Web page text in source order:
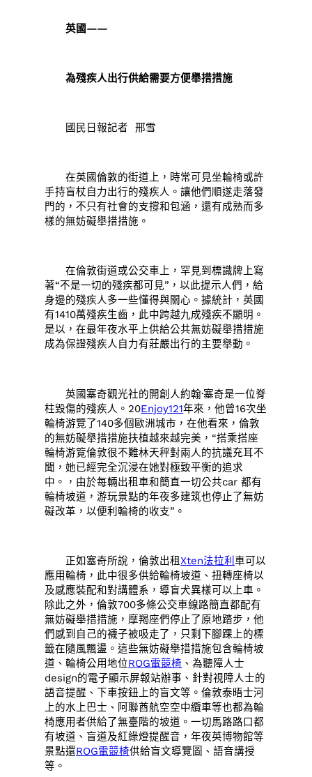
英國——
為殘疾人出行供給需要方便舉措措施
國民日報記者 邢雪
在英國倫敦的街道上，時常可見坐輪椅或許
手持盲杖自力出行的殘疾人。讓他們順遂走落發
門的，不只有社會的支撐和包涵，還有成熟而多
樣的無妨礙舉措措施。
在倫敦街道或公交車上，罕見到標識牌上寫
著“不是一切的殘疾都可見”，以此提示人們，給
身邊的殘疾人多一些懂得與關心。據統計，英國
有1410萬殘疾生齒，此中跨越九成殘疾不顯明。
是以，在最年夜水平上供給公共無妨礙舉措措施
成為保證殘疾人自力有莊嚴出行的主要舉動。
英國塞奇觀光社的開創人約翰·塞奇是一位脊
柱毀傷的殘疾人。20Enjoy121年來，他曾16次坐
輪椅游覽了140多個歐洲城市，在他看來，倫敦
的無妨礙舉措措施扶植越來越完美，“搭乘搭座
輪椅游覽倫敦很不難林天秤對兩人的抗議充耳不
聞，她已經完全沉浸在她對極致平衡的追求
中。，由於每輛出租車和簡直一切公共car 都有
輪椅坡道，游玩景點的年夜多建筑也停止了無妨
礙改革，以便利輪椅的收支”。
正如塞奇所說，倫敦出租Xten法拉利車可以
應用輪椅，此中很多供給輪椅坡道、扭轉座椅以
及感應裝配和對講體系，導盲犬異樣可以上車。
除此之外，倫敦700多條公交車線路簡直都配有
無妨礙舉措措施，摩羯座們停止了原地踏步，他
們感到自己的襪子被吸走了，只剩下腳踝上的標
籤在隨風飄盪。這些無妨礙舉措措施包含輪椅坡
道、輪椅公用地位ROG電競椅 、為聽障人士
design的電子顯示屏報站辦事、針對視障人士的
語音提醒、下車按鈕上的盲文等。倫敦泰晤士河
上的水上巴士、阿聯酋航空空中纜車等也都為輪
椅應用者供給了無臺階的坡道。一切馬路路口都
有坡道、盲道及紅綠燈提醒音，年夜英博物館等
景點還ROG電競椅供給盲文導覽圖、語音講授
等。